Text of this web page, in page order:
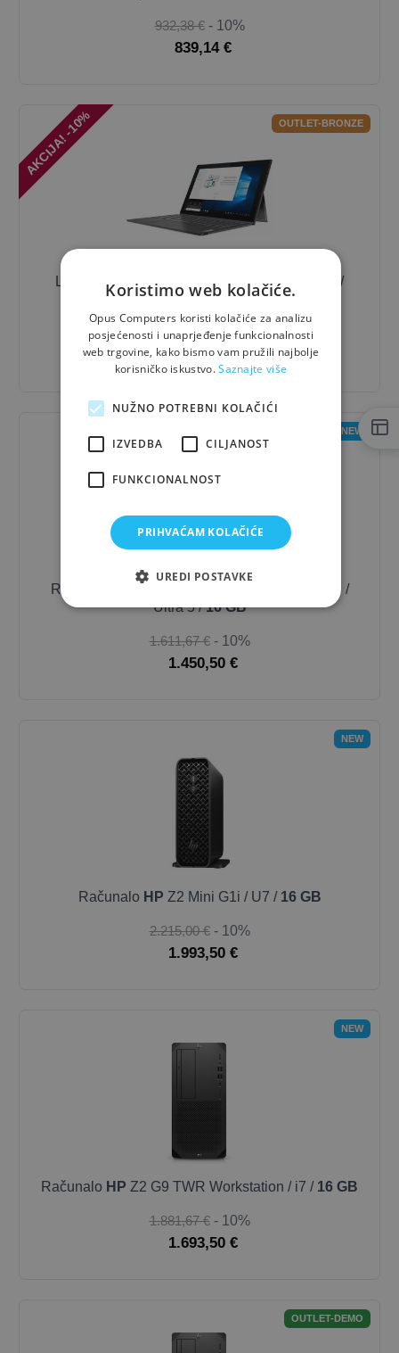
932,38 € - 10%
839,14 €
AKCIJA! -10% OUTLET-BRONZE
Lenovo IdeaPad Duet 3 10IGL5-LTE /
Celeron® / 8 GB / 10"
240,00 € - 10%
216,00 €
NEW
Računalo
EliteDesk 8 G1i AI - SFF - AI PC /
Ultra 5 /16 GB
1.611,67 € - 10%
1.450,50 €
NEW
Računalo HP Z2 Mini G1i / U7 / 16 GB
2.215,00 € - 10%
1.993,50 €
NEW
Računalo HP Z2 G9 TWR Workstation / i7 / 16 GB
1.881,67 € - 10%
1.693,50 €
OUTLET-DEMO
Koristimo web kolačiće.
Opus Computers koristi kolačiće za analizu
posjećenosti i unaprjeđenje funkcionalnosti
web trgovine, kako bismo vam pružili najbolje
korisničko iskustvo.Saznajte više
NUŽNO POTREBNI KOLAČIĆI
IZVEDBA CILJANOST
FUNKCIONALNOST
PRIHVAĆAM KOLAČIĆE
UREDI POSTAVKE